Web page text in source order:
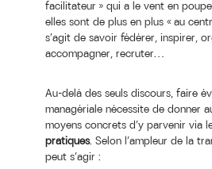
facilitateur » qui a le vent en
elles sont de plus en plus « au
s’agit de savoir fédérer, inspirer,
accompagner, recruter…
Au-delà des seuls discours, faire
managériale nécessite de donner
moyens concrets d’y parvenir via
pratiques. Selon l’ampleur de la
peut s’agir :